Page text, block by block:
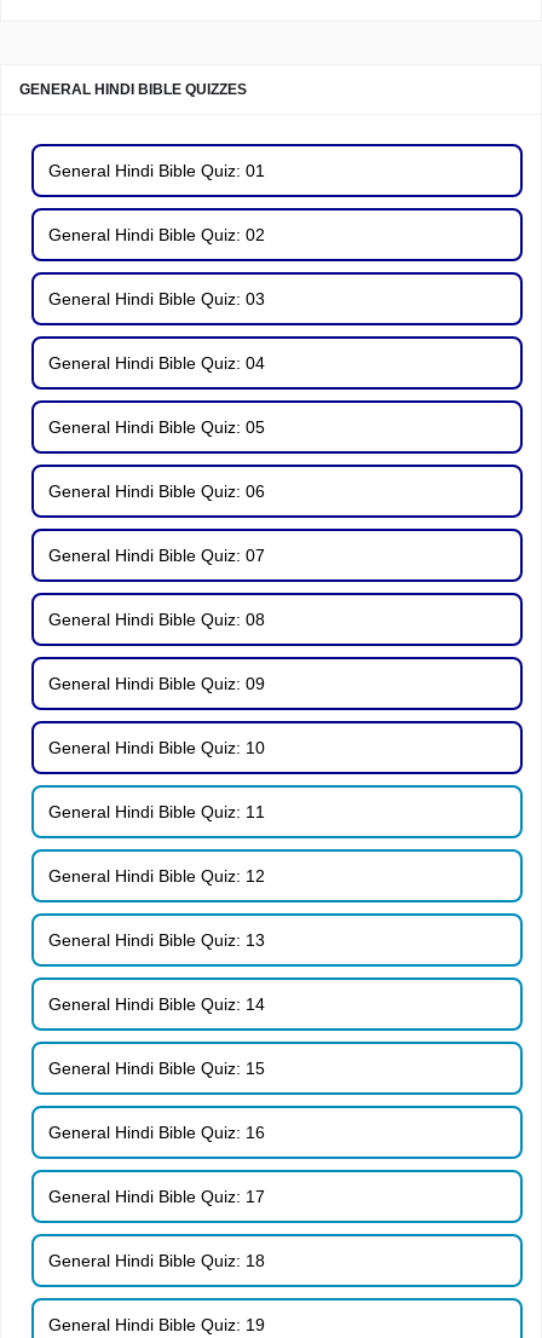
GENERAL HINDI BIBLE QUIZZES
General Hindi Bible Quiz: 01
General Hindi Bible Quiz: 02
General Hindi Bible Quiz: 03
General Hindi Bible Quiz: 04
General Hindi Bible Quiz: 05
General Hindi Bible Quiz: 06
General Hindi Bible Quiz: 07
General Hindi Bible Quiz: 08
General Hindi Bible Quiz: 09
General Hindi Bible Quiz: 10
General Hindi Bible Quiz: 11
General Hindi Bible Quiz: 12
General Hindi Bible Quiz: 13
General Hindi Bible Quiz: 14
General Hindi Bible Quiz: 15
General Hindi Bible Quiz: 16
General Hindi Bible Quiz: 17
General Hindi Bible Quiz: 18
General Hindi Bible Quiz: 19